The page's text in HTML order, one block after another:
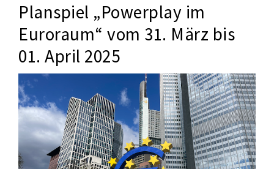
Planspiel „Powerplay im
Euroraum“ vom 31. März bis
01. April 2025